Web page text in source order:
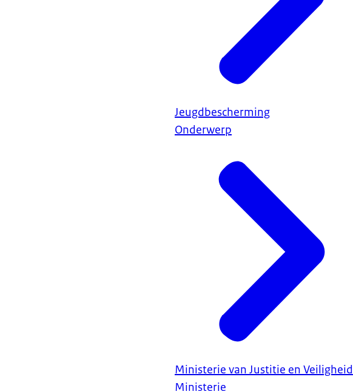
Jeugdbescherming
Onderwerp
Ministerie van Justitie en Veiligheid
Ministerie